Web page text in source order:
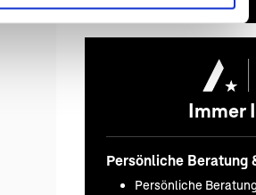
Immer
Persönliche Beratung
Persönliche